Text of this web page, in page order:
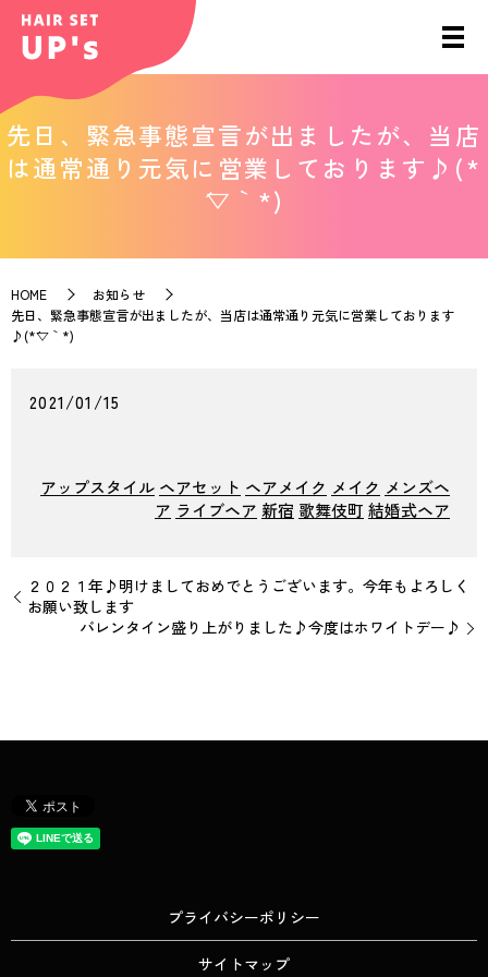
先日、緊急事態宣言が出ましたが、当店
は通常通り元気に営業しております♪(*
´▽｀*)
HOME
お知らせ
先日、緊急事態宣言が出ましたが、当店は通常通り元気に営業しております
♪(*´▽｀*)
2021/01/15
アップスタイル ヘアセット ヘアメイク メイク メンズヘ
ア ライブヘア 新宿 歌舞伎町 結婚式ヘア
２０２１年♪明けましておめでとうございます。今年もよろしく
お願い致します
バレンタイン盛り上がりました♪今度はホワイトデー♪
プライバシーポリシー
サイトマップ